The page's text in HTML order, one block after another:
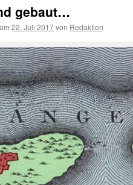
gebaut…
22. Juli 2017von Redaktion